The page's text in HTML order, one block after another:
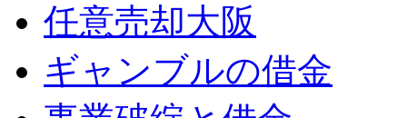
任意売却大阪
ギャンブルの借金